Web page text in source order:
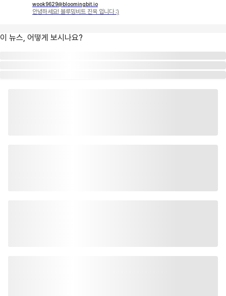
wook9629@bloomingbit.io
안녕하세요! 블루밍비트 진욱 입니다 :)
이 뉴스, 어떻게 보시나요?